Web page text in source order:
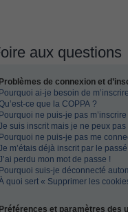
aux questions
Problèmes de connexion et
Pourquoi ai-je besoin de
ce que la COPPA ?
Pourquoi ne puis-je pas m’inscrire
suis inscrit mais je ne peux pas
Pourquoi ne puis-je pas me
m’étais déjà inscrit par le
perdu mon mot de passe !
Pourquoi suis-je déconnecté
quoi sert « Supprimer les
Préférences et paramètres des